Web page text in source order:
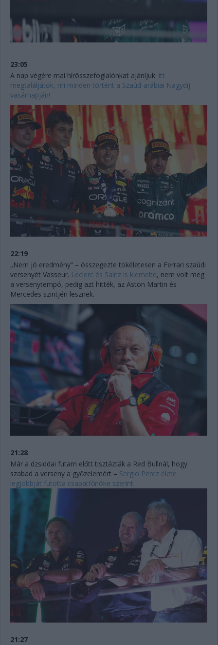
23:05
A nap végére mai hírösszefoglalónkat ajánljuk: itt
megtaláljátok, mi minden történt a Szaúd-arábiai Nagydíj
vasárnapján!
22:19
„Nem jó eredmény” – összegezte tökéletesen a Ferrari szaúdi
versenyét Vasseur. Leclerc és Sainz is kiemelte, nem volt meg
a versenytempó, pedig azt hitték, az Aston Martin és
Mercedes szintjén lesznek.
21:28
Már a dzsiddai futam előtt tisztázták a Red Bullnál, hogy
szabad a verseny a győzelemért – Sergio Perez élete
legjobbját futotta csapatfőnöke szerint.
21:27